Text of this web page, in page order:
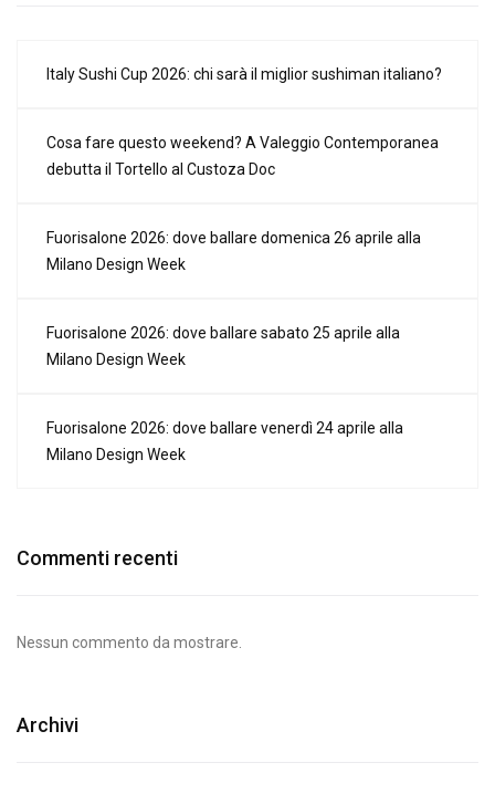
Italy Sushi Cup 2026: chi sarà il miglior sushiman italiano?
Cosa fare questo weekend? A Valeggio Contemporanea
debutta il Tortello al Custoza Doc
Fuorisalone 2026: dove ballare domenica 26 aprile alla
Milano Design Week
Fuorisalone 2026: dove ballare sabato 25 aprile alla
Milano Design Week
Fuorisalone 2026: dove ballare venerdì 24 aprile alla
Milano Design Week
Commenti recenti
Nessun commento da mostrare.
Archivi